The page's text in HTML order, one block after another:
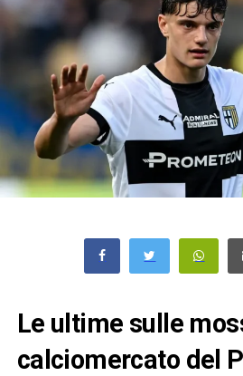
Le ultime sulle
calciomercato del